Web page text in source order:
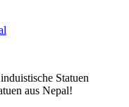
Statuen
aus Nepal!